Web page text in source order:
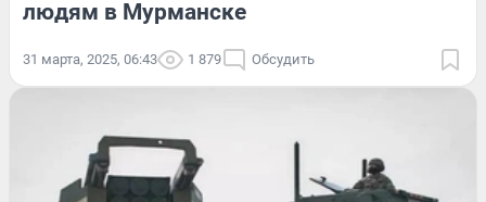
людям в Мурманске
31 марта, 2025, 06:43 1 879 Обсудить